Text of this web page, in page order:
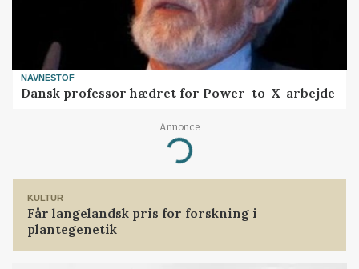
NAVNESTOF
Dansk professor hædret for Power-to-X-arbejde
Annonce
Loading...
KULTUR
Får langelandsk pris for forskning i
plantegenetik